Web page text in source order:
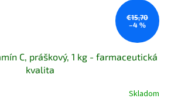
€15,70
–4 %
C, práškový, 1 kg - farmaceutická
kvalita
Skladom